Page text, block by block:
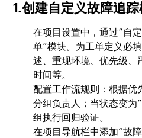
1.创建自定义故障追
在项目设置中，通过“自
单”模块。为工单定义必
述、重现环境、优先级、
时间等。
配置工作流规则：根据优
分组负责人；当状态变为
组执行回归验证。
在项目导航栏中添加“故